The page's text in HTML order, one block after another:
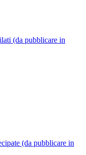
(da pubblicare in
(da pubblicare in